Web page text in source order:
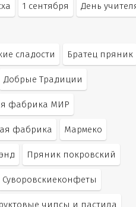
1 сентября День
сладости Братец пряник
Добрые Традиции
фабрика МИР
фабрика Мармеко
Пряник покровский
Суворовскиеконфеты
чипсы и пастила